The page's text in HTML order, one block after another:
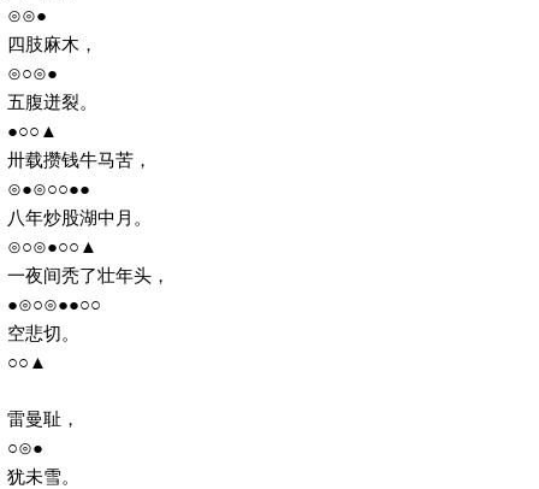
⊙⊙●
四肢麻木，
⊙○⊙●
五腹迸裂。
●○○▲
卅载攒钱牛马苦，
⊙●⊙○○●●
八年炒股湖中月。
⊙○⊙●○○▲
一夜间秃了壮年头，
●⊙○⊙●●○○
空悲切。
○○▲
雷曼耻，
○⊙●
犹未雪。